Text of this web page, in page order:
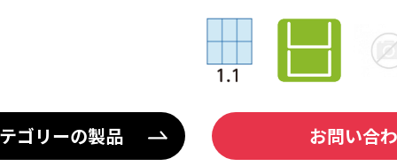
ゴリーの製品 お問い合